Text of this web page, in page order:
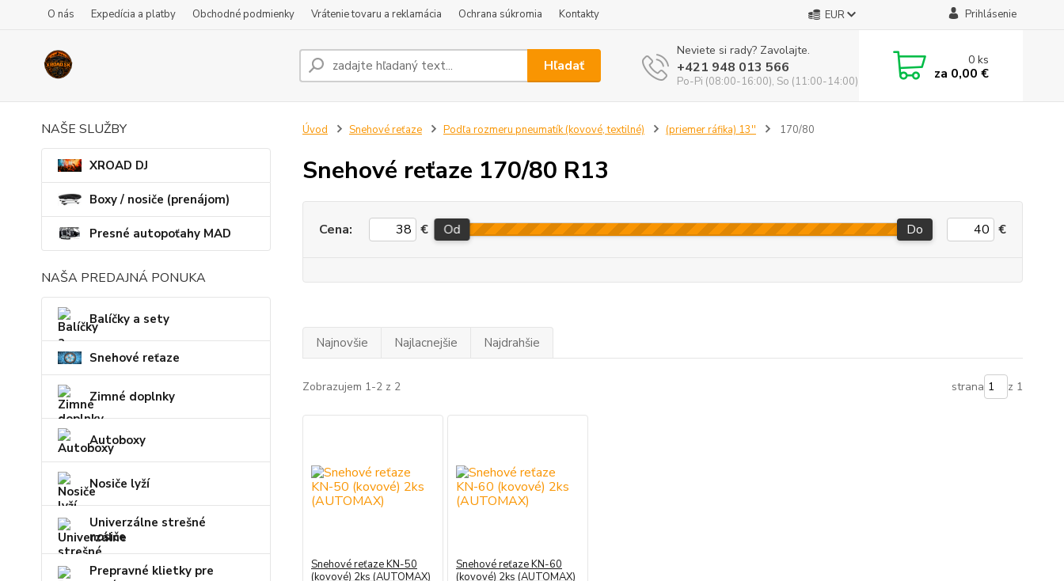
O nás Expedícia a platby Obchodné podmienky Vrátenie tovaru a reklamácia Ochrana súkromia Kontakty EUR Prihlásenie
Hľadať
Neviete si rady? Zavolajte.
+421 948 013 566
Po-Pi (08:00-16:00), So (11:00-14:00)
0ks
za 0,00 €
NAŠE SLUŽBY
XROAD DJ
Boxy / nosiče (prenájom)
Presné autopoťahy MAD
NAŠA PREDAJNÁ PONUKA
Balíčky a sety
Snehové reťaze
Zimné doplnky
Autoboxy
Nosiče lyží
Univerzálne strešné
nosiče
Prepravné klietky pre
Úvod Snehové reťaze Podľa rozmeru pneumatík (kovové, textilné) (priemer ráfika) 13'' 170/80
Snehové reťaze 170/80 R13
Cena: € Od Do €
Najnovšie Najlacnejšie Najdrahšie
Zobrazujem 1-2 z 2 strana z 1
Snehové reťaze KN-50
(kovové) 2ks (AUTOMAX)
Snehové reťaze KN-60
(kovové) 2ks (AUTOMAX)